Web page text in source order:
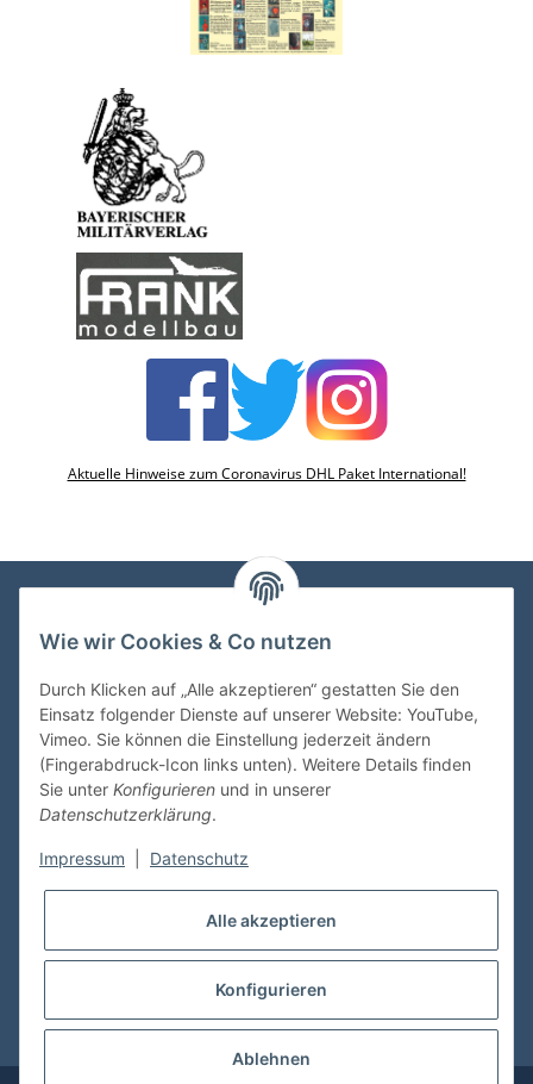
Aktuelle Hinweise zum Coronavirus DHL Paket International!
VDMedien24.de
Kasernenstraße 6-10
66482 Zweibrücken
Tel. 06332 72710
eMail: heinz.nickel@vdmedien.de
Shop Service
* Alle Preise inkl. gesetzlicher USt., zzgl.Versand
Wie wir Cookies & Co nutzen
Durch Klicken auf „Alle akzeptieren“ gestatten Sie den
Einsatz folgender Dienste auf unserer Website: YouTube,
Vimeo. Sie können die Einstellung jederzeit ändern
(Fingerabdruck-Icon links unten). Weitere Details finden
Sie unter Konfigurieren und in unserer
Datenschutzerklärung.
Impressum Datenschutz
Alle akzeptieren
Konfigurieren
Ablehnen